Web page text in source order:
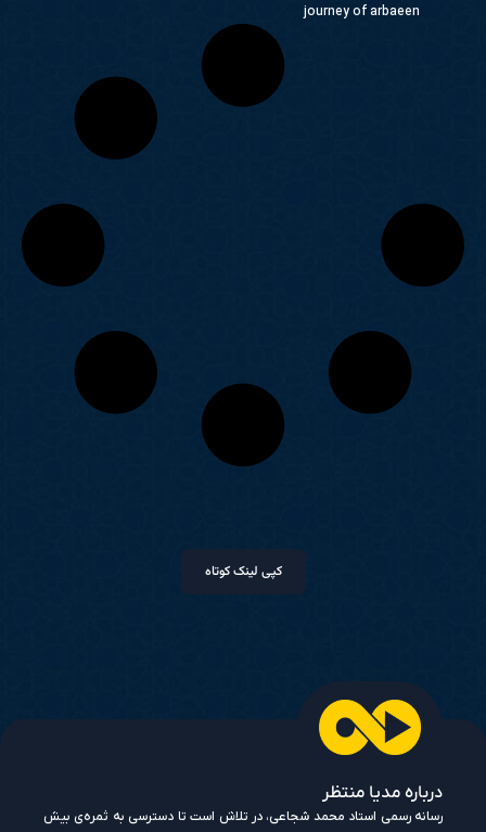
journey of arbaeen
کپی لینک کوتاه
درباره مدیا منتظر
رسانه رسمی استاد محمد شجاعی، در تلاش است تا دسترسی به ثمره‌ی بیش